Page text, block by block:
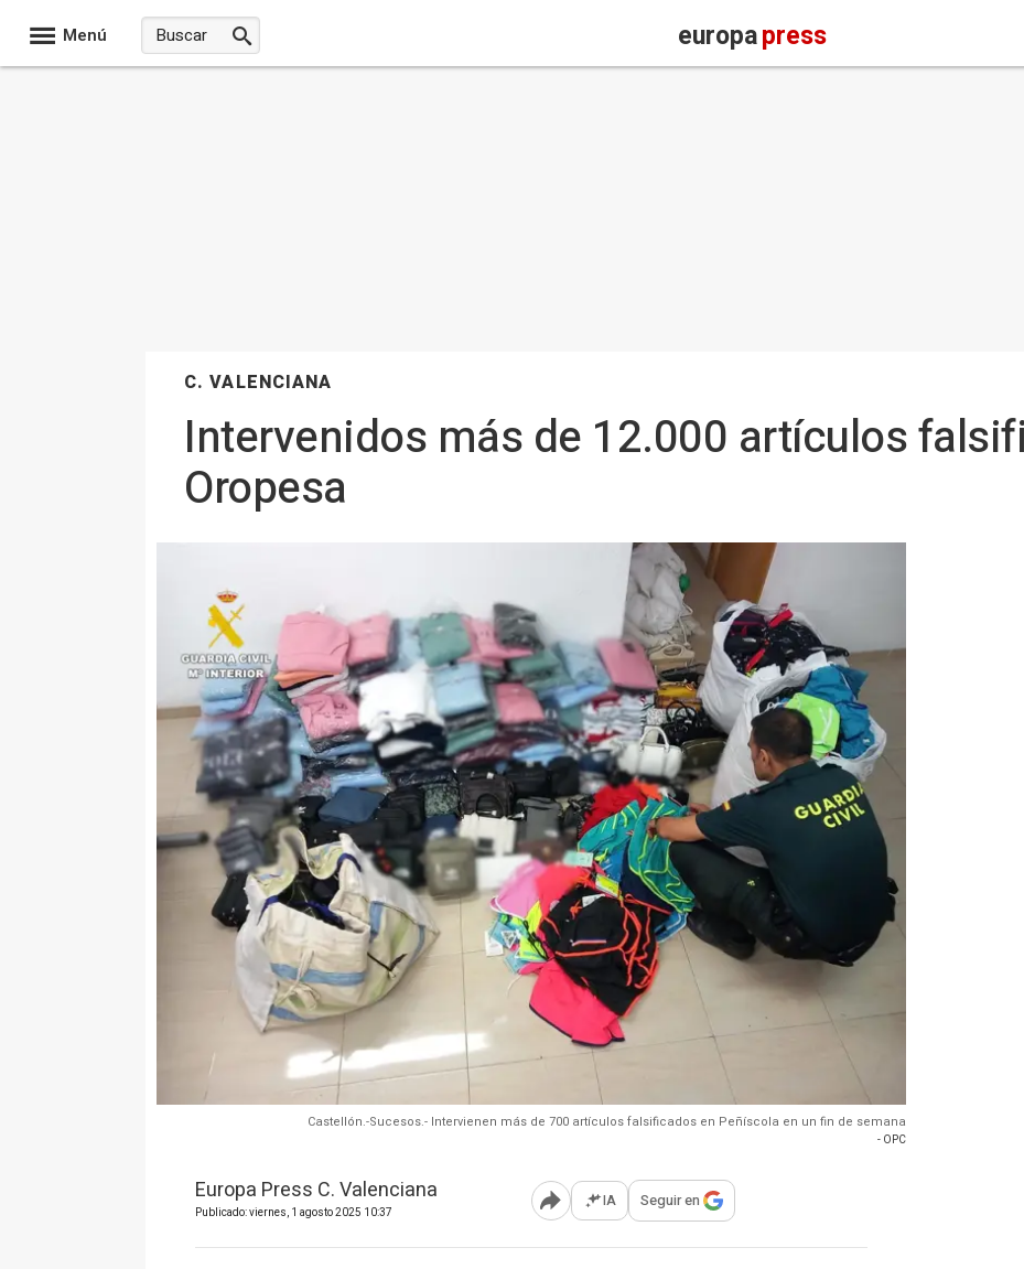
Menú europapress
C. VALENCIANA
Intervenidos más de 12.000 artículos
Oropesa
Castellón.-Sucesos.- Intervienen más de 700 artículos falsificados en Peñíscola en un fin de semana
- OPC
Europa Press C. Valenciana
Publicado: viernes, 1 agosto 2025 10:37 Abrir opciones para compartir
IA Seguir en